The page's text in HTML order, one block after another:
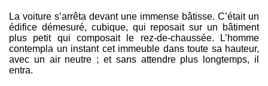
La voiture s’arrêta devant une immense bâtisse. C’était un
édifice démesuré, cubique, qui reposait sur un bâtiment
plus petit qui composait le rez-de-chaussée. L’homme
contempla un instant cet immeuble dans toute sa hauteur,
avec un air neutre ; et sans attendre plus longtemps, il
entra.